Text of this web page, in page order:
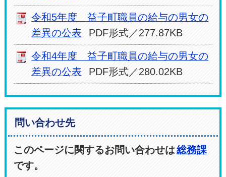
令和5年度 益子町職員の給与の男女の
差異の公表
PDF形式／277.87KB
令和4年度 益子町職員の給与の男女の
差異の公表
PDF形式／280.02KB
問い合わせ先
このページに関するお問い合わせは総務課
です。